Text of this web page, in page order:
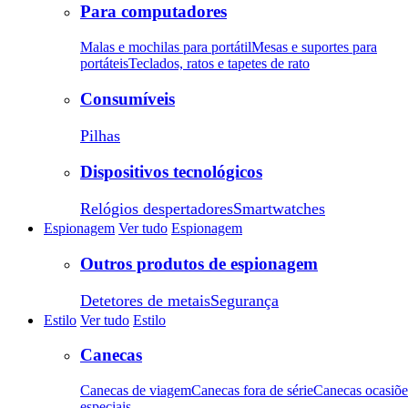
Para computadores
Malas e mochilas para portátilMesas e suportes para
portáteisTeclados, ratos e tapetes de rato
Consumíveis
Pilhas
Dispositivos tecnológicos
Relógios despertadoresSmartwatches
Espionagem Ver tudo Espionagem
Outros produtos de espionagem
Detetores de metaisSegurança
Estilo Ver tudo Estilo
Canecas
Canecas de viagemCanecas fora de sérieCanecas